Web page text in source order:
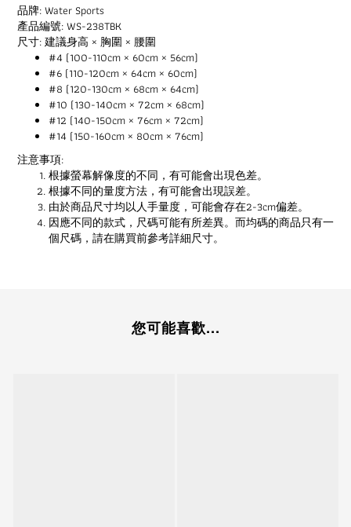
品牌: Water Sports
產品編號: WS-238TBK
尺寸: 建議身高 × 胸圍 × 腰圍
#4 (100-110cm × 60cm × 56cm)
#6 (110-120cm × 64cm × 60cm)
#8 (120-130cm × 68cm × 64cm)
#10 (130-140cm × 72cm × 68cm)
#12 (140-150cm × 76cm × 72cm)
#14 (150-160cm × 80cm × 76cm)
注意事項:
根據螢幕解像度的不同，有可能會出現色差。
根據不同的量度方法，有可能會出現誤差。
由於商品尺寸均以人手量度，可能會存在2-3cm偏差。
因應不同的款式，尺碼可能有所差異。而均碼的商品只有一
個尺碼，請在購買前參考詳細尺寸。
您可能喜歡...